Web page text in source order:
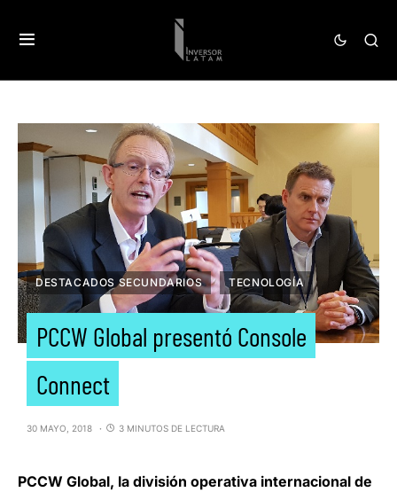
DESTACADOS SECUNDARIOS TECNOLOGÍA
PCCW Global presentó Console
Connect
30 MAYO, 2018 3 MINUTOS DE LECTURA
PCCW Global, la división operativa internacional de